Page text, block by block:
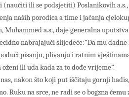
ili se podsjetiti) Poslanikovih
naših porodica a time i jačanja
a.s., daje generalna
nabrajajući slijedeće:”Da mu
pisanju, plivanju i ratnim
ili uda kada za to dođe vrijeme”.
nakon što koji put iščitaju gornji
Ruku na srce, ne radi se o bogzna